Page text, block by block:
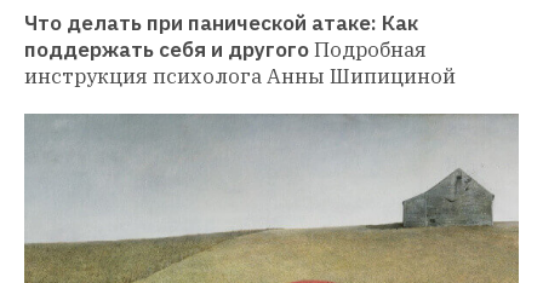
Что делать при панической атаке: Как
поддержать себя и другогоПодробная
инструкция психолога Анны Шипициной